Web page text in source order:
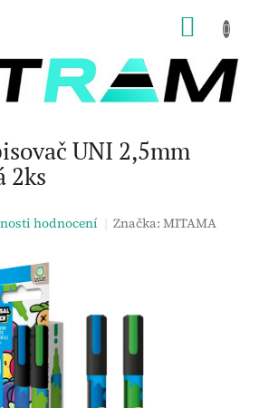
UNI 2,5mm
2ks
hodnocení Značka:MITAMA